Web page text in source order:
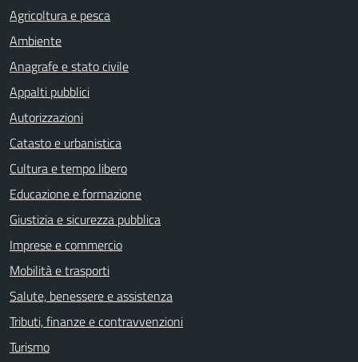
Agricoltura e pesca
Ambiente
Anagrafe e stato civile
Appalti pubblici
Autorizzazioni
Catasto e urbanistica
Cultura e tempo libero
Educazione e formazione
Giustizia e sicurezza pubblica
Imprese e commercio
Mobilità e trasporti
Salute, benessere e assistenza
Tributi, finanze e contravvenzioni
Turismo